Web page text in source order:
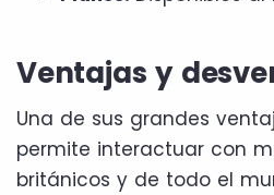
Ventajas y
Una de sus grandes
permite interactuar con
británicos y de todo el